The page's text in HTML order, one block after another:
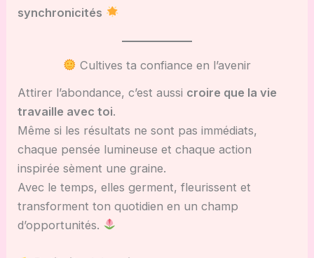
synchronicités
Cultives ta confiance en l’avenir
Attirer l’abondance, c’est aussi croire que la vie
travaille avec toi.
Même si les résultats ne sont pas immédiats,
chaque pensée lumineuse et chaque action
inspirée sèment une graine.
Avec le temps, elles germent, fleurissent et
transforment ton quotidien en un champ
d’opportunités.